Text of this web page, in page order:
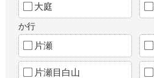
大庭
か行
片瀬
片瀬目白山